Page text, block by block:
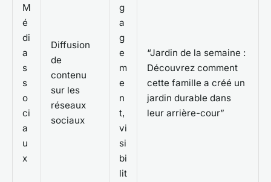
M
é
di
a
s
s
o
ci
a
u
x
Diffusion
de
contenu
sur les
réseaux
sociaux
g
a
g
e
m
e
n
t,
vi
si
bi
lit
“Jardin de la semaine :
Découvrez comment
cette famille a créé un
jardin durable dans
leur arrière-cour”